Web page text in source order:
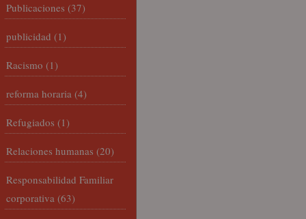
Publicaciones (37)
publicidad (1)
Racismo (1)
reforma horaria (4)
Refugiados (1)
Relaciones humanas (20)
Responsabilidad Familiar
corporativa (63)